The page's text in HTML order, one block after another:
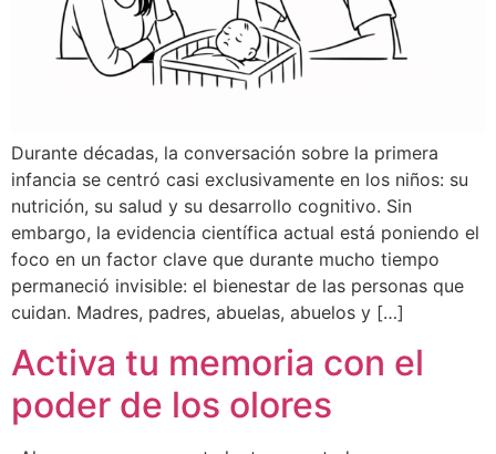
Durante décadas, la conversación sobre la primera
infancia se centró casi exclusivamente en los niños: su
nutrición, su salud y su desarrollo cognitivo. Sin
embargo, la evidencia científica actual está poniendo el
foco en un factor clave que durante mucho tiempo
permaneció invisible: el bienestar de las personas que
cuidan. Madres, padres, abuelas, abuelos y […]
Activa tu memoria con el
poder de los olores